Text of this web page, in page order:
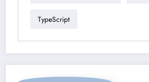
TypeScript